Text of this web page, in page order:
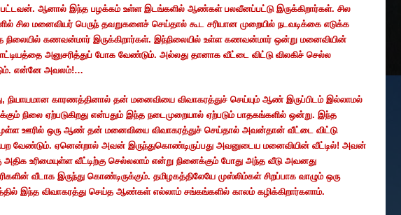
. ஆனால் இந்த பழக்கம் உள்ள இடங்களில் ஆண்கள் பலவீனப்பட்டு இருக்கிறார்கள். சில
சில மனைவியர் பெருந் தவறுகளைச் செய்தால் கூட சரியான முறையில் நடவடிக்கை எடுக்க
நிலையில் கணவன்மார் இருக்கிறார்கள். இந்நிலையில் உள்ள கணவன்மார் ஒன்று மனைவியின்
அனுசரித்துப் போக வேண்டும். அல்லது தானாக வீட்டை விட்டு விலகிச் செல்ல
. என்னே அவலம்!…
, நியாயமான காரணத்தினால் தன் மனைவியை விவாகரத்துச் செய்யும் ஆண் இருப்பிடம் இல்லாமல்
நிலை ஏற்படுகிறது என்பதும் இந்த நடைமுறையால் ஏற்படும் பாதகங்களில் ஒன்று. இந்த
ஊரில் ஒரு ஆண் தன் மனைவியை விவாகரத்துச் செய்தால் அவன்தான் வீட்டை விட்டு
வேண்டும். ஏனென்றால் அவன் இருந்துகொண்டிருப்பது அவனுடைய மனைவியின் வீட்டில்! அவன்
அதிக உரிமையுள்ள வீட்டிற்கு செல்லலாம் என்று நினைக்கும் போது அந்த வீடு அவனது
வீடாக இருந்து கொண்டிருக்கும். தமிழகத்திலேயே முஸ்லிம்கள் சிறப்பாக வாழும் ஒரு
இந்த விவாகரத்து செய்த ஆண்கள் எல்லாம் சங்கங்களில் காலம் கழிக்கிறார்களாம்.